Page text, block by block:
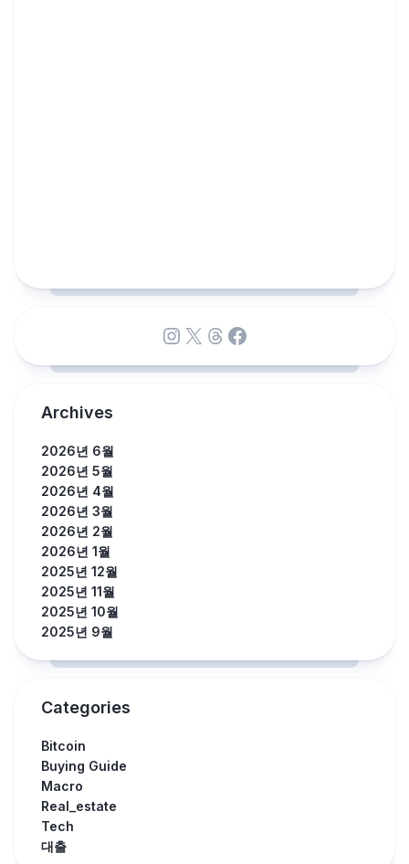
Instagram
X Threads
Facebook
Archives
2026년 6월
2026년 5월
2026년 4월
2026년 3월
2026년 2월
2026년 1월
2025년 12월
2025년 11월
2025년 10월
2025년 9월
Categories
Bitcoin
Buying Guide
Macro
Real_estate
Tech
대출